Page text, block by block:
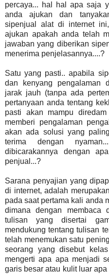
percaya... hal hal apa saja
anda ajukan dan
sipenjual alat di internet
ajukan apakah anda telah
jawaban yang diberikan
menerima penjelasannya....?
Satu yang pasti.. apabila
dan kenyang pengalaman
jarak jauh (tanpa ada
pertanyaan anda tentang
pasti akan mampu
memberi pengalaman
akan ada solusi yang
terima dengan
dibicarakannya dengan
penjual...?
Sarana penyajian yang
di internet, adalah
pada saat pertama kali anda
dimana dengan membaca
tulisan yang disertai
mendukung tentang tulisan
telah menemukan satu
seorang yang disebut
mengerti apa apa menjadi
garis besar atau kulit luar